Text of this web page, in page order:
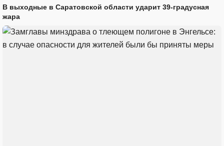
В выходные в Саратовской области ударит 39-градусная
жара